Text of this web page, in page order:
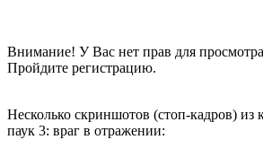
Внимание! У Вас нет прав для просмотра
Пройдите регистрацию.
Несколько скриншотов (стоп-кадров) из
паук 3: враг в отражении: